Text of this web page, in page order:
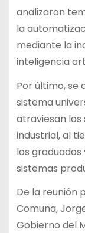
analizaron
la
mediante la
inteligencia
Por último, se
sistema
atraviesan
industrial, al
los
sistemas
De la reunión
Comuna,
Gobierno del